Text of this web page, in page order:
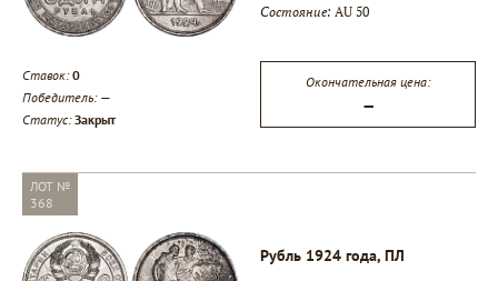
Состояние: AU 50
Ставок:0
Победитель: —
Статус:Закрыт
Окончательная цена:
—
ЛОТ №
368
Рубль 1924 года, ПЛ